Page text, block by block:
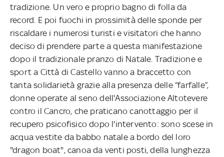
tradizione. Un vero e proprio bagno di folla da
record. E poi fuochi in prossimità delle sponde per
riscaldare i numerosi turisti e visitatori che hanno
deciso di prendere parte a questa manifestazione
dopo il tradizionale pranzo di Natale. Tradizione e
sport a Città di Castello vanno a braccetto con
tanta solidarietà grazie alla presenza delle “farfalle”,
donne operate al seno dell'Associazione Altotevere
contro il Cancro, che praticano canottaggio per il
recupero psicofisico dopo l'intervento: sono scese in
acqua vestite da babbo natale a bordo del loro
"dragon boat", canoa da venti posti, della lunghezza